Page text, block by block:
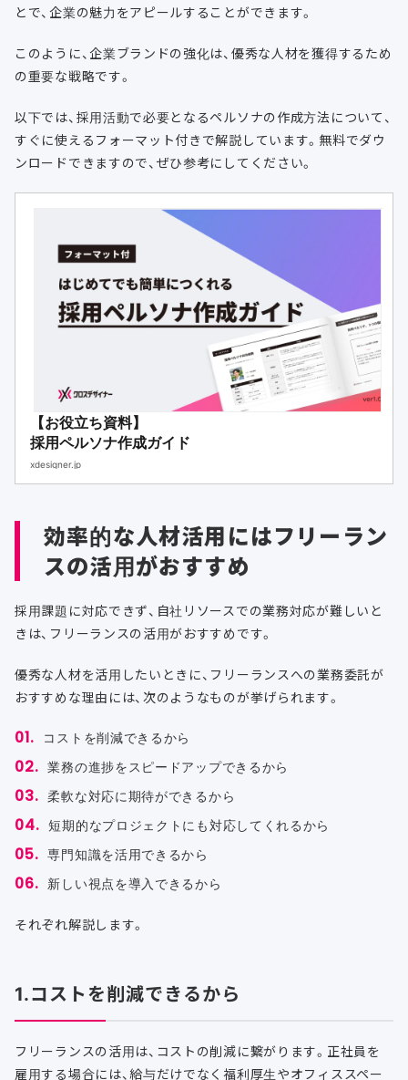
とで、企業の魅力をアピールすることができます。
このように、企業ブランドの強化は、優秀な人材を獲得するため
の重要な戦略です。
以下では、採用活動で必要となるペルソナの作成方法について、
すぐに使えるフォーマット付きで解説しています。無料でダウ
ンロードできますので、ぜひ参考にしてください。
【お役立ち資料】
採用ペルソナ作成ガイド
xdesigner.jp
効率的な人材活用にはフリーラン
スの活用がおすすめ
採用課題に対応できず、自社リソースでの業務対応が難しいと
きは、フリーランスの活用がおすすめです。
優秀な人材を活用したいときに、フリーランスへの業務委託が
おすすめな理由には、次のようなものが挙げられます。
コストを削減できるから
業務の進捗をスピードアップできるから
柔軟な対応に期待ができるから
短期的なプロジェクトにも対応してくれるから
専門知識を活用できるから
新しい視点を導入できるから
それぞれ解説します。
1.コストを削減できるから
フリーランスの活用は、コストの削減に繋がります。正社員を
雇用する場合には、給与だけでなく福利厚生やオフィススペー